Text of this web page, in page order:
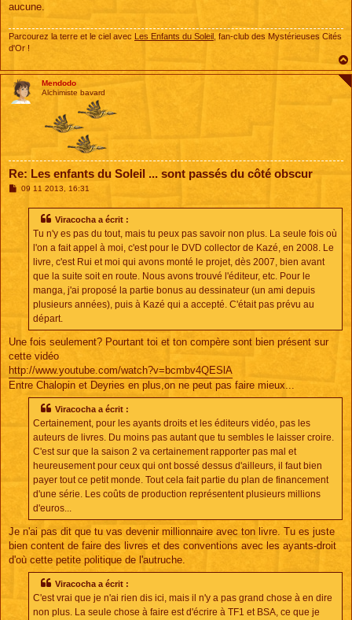
aucune.
Parcourez la terre et le ciel avec Les Enfants du Soleil , fan-club des Mystérieuses Cités
d'Or !
Mendodo
Alchimiste bavard
Re: Les enfants du Soleil ... sont passés du côté obscur
M09 11 2013, 16:31
Viracocha a écrit :
Tu n'y es pas du tout, mais tu peux pas savoir non plus. La seule fois où
l'on a fait appel à moi, c'est pour le DVD collector de Kazé, en 2008. Le
livre, c'est Rui et moi qui avons monté le projet, dès 2007, bien avant
que la suite soit en route. Nous avons trouvé l'éditeur, etc. Pour le
manga, j'ai proposé la partie bonus au dessinateur (un ami depuis
plusieurs années), puis à Kazé qui a accepté. C'était pas prévu au
départ.
Une fois seulement? Pourtant toi et ton compère sont bien présent sur
cette vidéo
http://www.youtube.com/watch?v=bcmbv4QESlA
Entre Chalopin et Deyries en plus,on ne peut pas faire mieux...
Viracocha a écrit :
Certainement, pour les ayants droits et les éditeurs vidéo, pas les
auteurs de livres. Du moins pas autant que tu sembles le laisser croire.
C'est sur que la saison 2 va certainement rapporter pas mal et
heureusement pour ceux qui ont bossé dessus d'ailleurs, il faut bien
payer tout ce petit monde. Tout cela fait partie du plan de financement
d'une série. Les coûts de production représentent plusieurs millions
d'euros...
Je n'ai pas dit que tu vas devenir millionnaire avec ton livre. Tu es juste
bien content de faire des livres et des conventions avec les ayants-droit
d'où cette petite politique de l'autruche.
Viracocha a écrit :
C'est vrai que je n'ai rien dis ici, mais il n'y a pas grand chose à en dire
non plus. La seule chose à faire est d'écrire à TF1 et BSA, ce que je